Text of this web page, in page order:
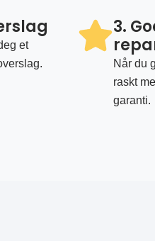
et
3.
Når du
raskt
garanti.